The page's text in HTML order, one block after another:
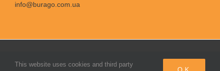
info@burago.com.ua
This website uses cookies and third party